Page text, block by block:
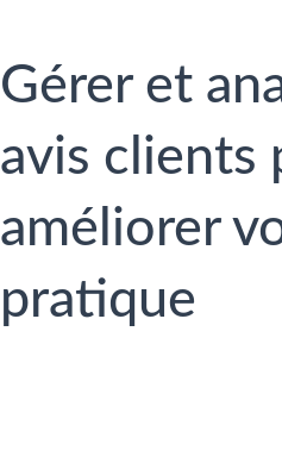
Gérer et
avis clients
améliorer
pratique